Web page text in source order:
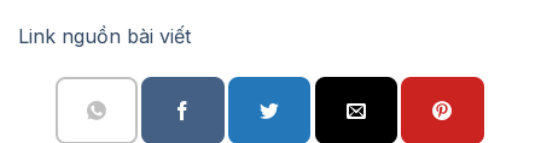
Link nguồn bài viết